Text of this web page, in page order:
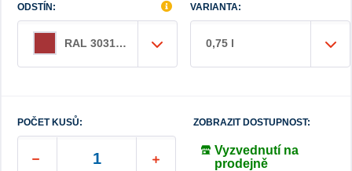
ODSTÍN:
RAL 3031 LESK orientální červená
VARIANTA:
0,75 l
POČET KUSŮ: ZOBRAZIT DOSTUPNOST:
Vyzvednutí na
prodejně